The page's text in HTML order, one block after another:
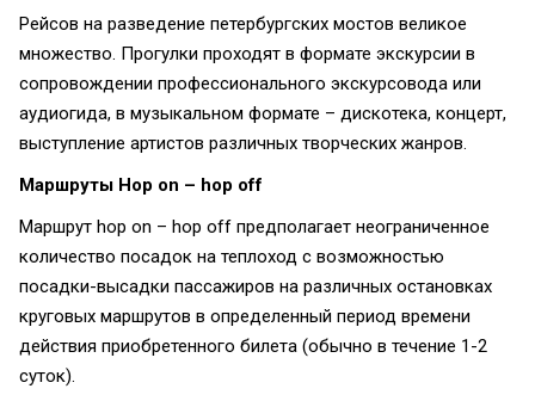
Рейсов на разведение петербургских мостов великое
множество. Прогулки проходят в формате экскурсии в
сопровождении профессионального экскурсовода или
аудиогида, в музыкальном формате – дискотека, концерт,
выступление артистов различных творческих жанров.
Маршруты Hop on – hop off
Маршрут hop on – hop off предполагает неограниченное
количество посадок на теплоход с возможностью
посадки-высадки пассажиров на различных остановках
круговых маршрутов в определенный период времени
действия приобретенного билета (обычно в течение 1-2
суток).